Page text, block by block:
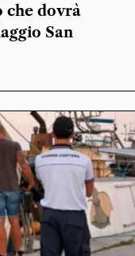
che dovrà
San